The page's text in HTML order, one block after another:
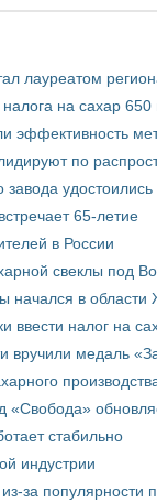
лауреатом
на сахар
эффективность
по
завода удостоились
65-летие
в России
свеклы под
начался в области
ввести налог на
вручили медаль
«Свобода»
стабильно
индустрии
за популярности